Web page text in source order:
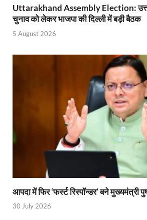
Indian Railway Action:
मिलावटखोरों पर और
Pateshvari Mata
She Leads Bharat:
Sabka Sath Sabka
Holi Mahotsava: CM
Chhattisgarh Budget
First Cabinet Meeting
Gomati River: गोमती
Uttarakhand Assembly Election:
चुनाव को लेकर भाजपा की दिल्ली में बड़ी बैठक
5 August 2026
आपदा में फिर ‘फर्स्ट रिस्पॉन्डर’ बने मुख्यमंत्री
30 July 2026